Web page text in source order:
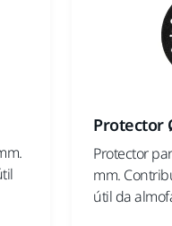
Protector
Protector
mm.
útil da